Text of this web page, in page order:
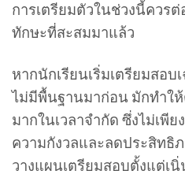
การเตรียมตัวในช่วงนี้ควร
ทักษะที่สะสมมาแล้ว
หากนักเรียนเริ่มเตรียมสอบ
ไม่มีพื้นฐานมาก่อน มักทำให้
มากในเวลาจำกัด ซึ่งไม่เพีย
ความกังวลและลดประสิทธิ
วางแผนเตรียมสอบตั้งแต่เ